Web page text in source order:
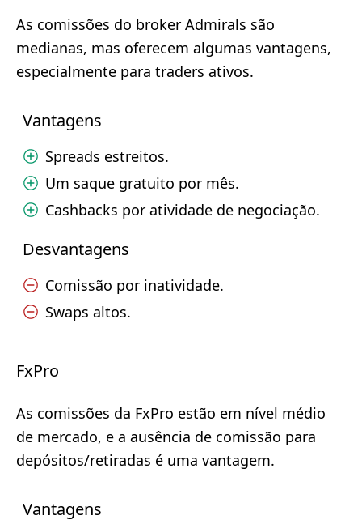
As comissões do broker Admirals são
medianas, mas oferecem algumas vantagens,
especialmente para traders ativos.
Vantagens
Spreads estreitos.
Um saque gratuito por mês.
Cashbacks por atividade de negociação.
Desvantagens
Comissão por inatividade.
Swaps altos.
FxPro
As comissões da FxPro estão em nível médio
de mercado, e a ausência de comissão para
depósitos/retiradas é uma vantagem.
Vantagens